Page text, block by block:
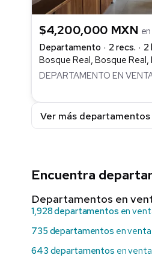
$4,200,000 MXN
Departamento
2 recs. 2
Bosque Real, Bosque Real,
DEPARTAMENTO EN
Ver más
Encuentra
Departamentos en
1,928 departamentos en
735 departamentos en
643 departamentos en